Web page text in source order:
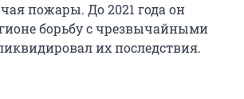
пожары. До 2021 года он
борьбу с чрезвычайными
их последствия.